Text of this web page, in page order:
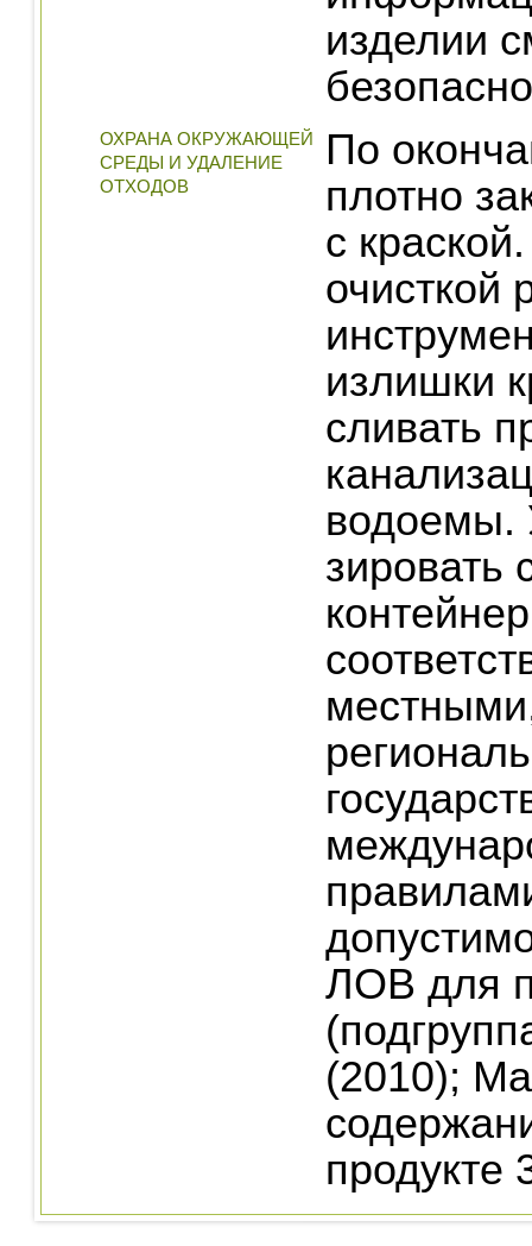
изделии
ОХРАНА ОКРУЖАЮЩЕЙ
СРЕДЫ И УДАЛЕНИЕ
ОТХОДОВ
По
плотно
с
очисткой
излишки
сливать
водоемы.
зировать
ЛОВ для
(2010);
продукте